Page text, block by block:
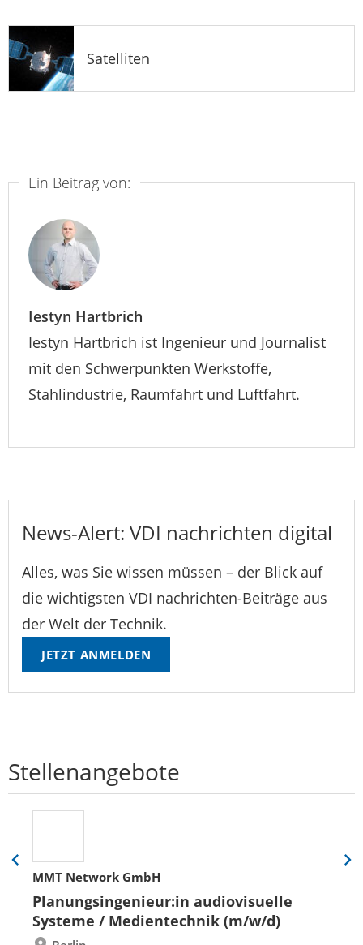
Satelliten
Ein Beitrag von:
Iestyn Hartbrich
Iestyn Hartbrich ist Ingenieur und Journalist
mit den Schwerpunkten Werkstoffe,
Stahlindustrie, Raumfahrt und Luftfahrt.
News-Alert: VDI nachrichten digital
Alles, was Sie wissen müssen – der Blick auf
die wichtigsten VDI nachrichten-Beiträge aus
der Welt der Technik.
JETZT ANMELDEN
Stellenangebote
MMT Network GmbH
Planungsingenieur:in audiovisuelle
Systeme / Medientechnik (m/w/d)
Eine
Folie
zurück
Eine